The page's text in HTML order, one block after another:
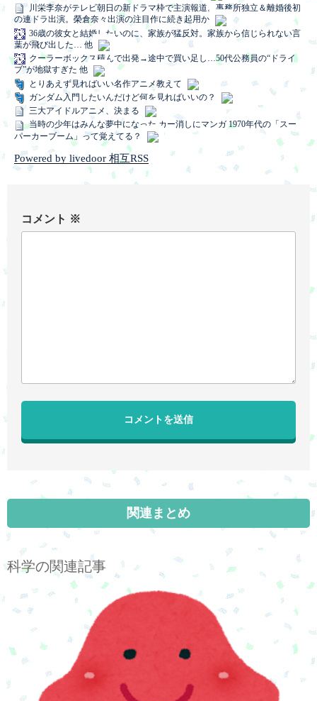
川栄李奈がテレビ朝日の新ドラマ枠で主演報道。事務所独立＆離婚後初
の連ドラ出演。榮倉奈々出演の注目作に続き起用か
36歳の彼女と結婚したいのに、家族が猛反対。家族から信じられない言
葉が飛び出した… 他
クーラーボックス積んで出発→途中で買い足し…50代公務員の“ドライ
ブ”が地獄すぎた 他
とりあえず見ればいい名作アニメ教えて
ガンダム入門したいんだけど何を見ればいいの？
三大アイドルアニメ、決まる
当時の少年はみんな夢中になった カー消しにマンガ 1970年代の「スー
パーカーブーム」って覚えてる？
Powered by livedoor 相互RSS
コメント ※
関連まとめ
科学の関連記事